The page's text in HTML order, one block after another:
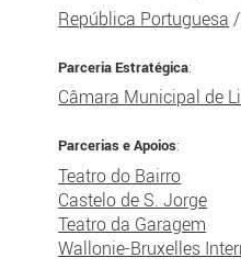
República Portuguesa /
Parceria Estratégica:
Câmara Municipal de
Parcerias e Apoios:
Teatro do Bairro
Castelo de S. Jorge
Teatro da Garagem
Wallonie-Bruxelles